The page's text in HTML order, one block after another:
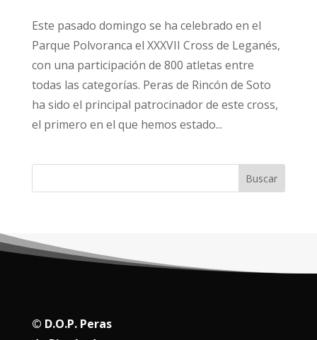
Este pasado domingo se ha celebrado en el
Parque Polvoranca el XXXVII Cross de Leganés,
con una participación de 800 atletas entre
todas las categorías. Peras de Rincón de Soto
ha sido el principal patrocinador de este cross,
el primero en el que hemos estado...
Buscar
© D.O.P. Peras